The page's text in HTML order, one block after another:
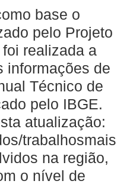
base o
pelo Projeto
realizada a
informações de
Técnico de
pelo IBGE.
atualização:
trabalhosmais
na região,
o nível de